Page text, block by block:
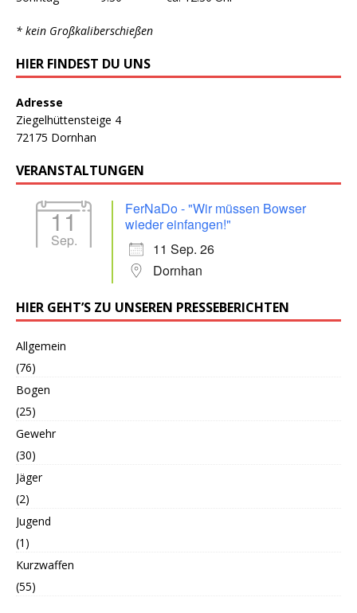
* kein Großkaliberschießen
HIER FINDEST DU UNS
Adresse
Ziegelhüttensteige 4
72175 Dornhan
VERANSTALTUNGEN
11
Sep.
FerNaDo - "Wir müssen Bowser
wieder einfangen!"
11 Sep. 26
Dornhan
HIER GEHT’S ZU UNSEREN PRESSEBERICHTEN
Allgemein
(76)
Bogen
(25)
Gewehr
(30)
Jäger
(2)
Jugend
(1)
Kurzwaffen
(55)